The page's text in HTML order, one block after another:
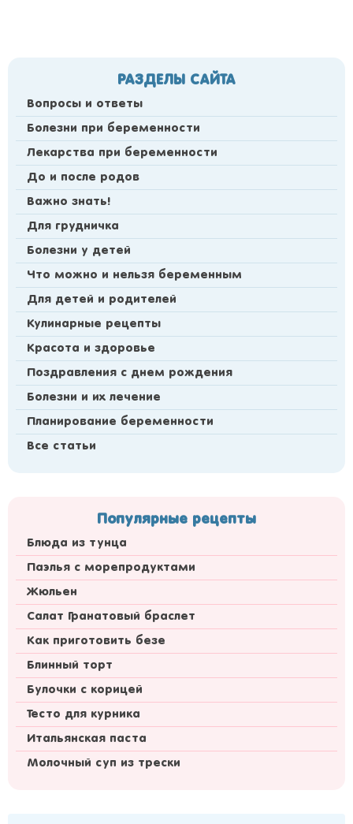
РАЗДЕЛЫ САЙТА
Вопросы и ответы
Болезни при беременности
Лекарства при беременности
До и после родов
Важно знать!
Для грудничка
Болезни у детей
Что можно и нельзя беременным
Для детей и родителей
Кулинарные рецепты
Красота и здоровье
Поздравления с днем рождения
Болезни и их лечение
Планирование беременности
Все статьи
Популярные рецепты
Блюда из тунца
Паэлья с морепродуктами
Жюльен
Салат Гранатовый браслет
Как приготовить безе
Блинный торт
Булочки с корицей
Тесто для курника
Итальянская паста
Молочный суп из трески